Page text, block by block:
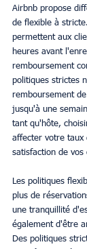
Airbnb propose
de flexible à
permettent aux
heures avant
remboursement
politiques strictes
remboursement
jusqu'à une
tant qu'hôte,
affecter votre taux
satisfaction de vos
Les politiques
plus de
une tranquillité
également d'être
Des politiques